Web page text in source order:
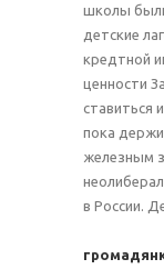
школы
детские
кредтной
ценности
ставиться
пока
железным
в России.